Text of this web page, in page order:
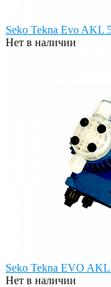
Seko Tekna Evo AKL
Нет в наличии
Seko Tekna EVO
Нет в наличии